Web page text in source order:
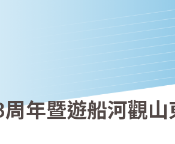
周年暨遊船河觀